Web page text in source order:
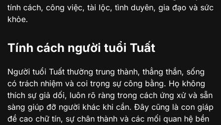
tính cách, công việc, tài lộc, tình duyên, gia đạo và sức
khỏe.
Tính cách người tuổi Tuất
Người tuổi Tuất thường trung thành, thẳng thắn, sống
có trách nhiệm và coi trọng sự công bằng. Họ không
thích sự giả dối, luôn rõ ràng trong cách ứng xử và sẵn
sàng giúp đỡ người khác khi cần. Đây cũng là con giáp
đề cao chữ tín, sự chân thành và các mối quan hệ bền